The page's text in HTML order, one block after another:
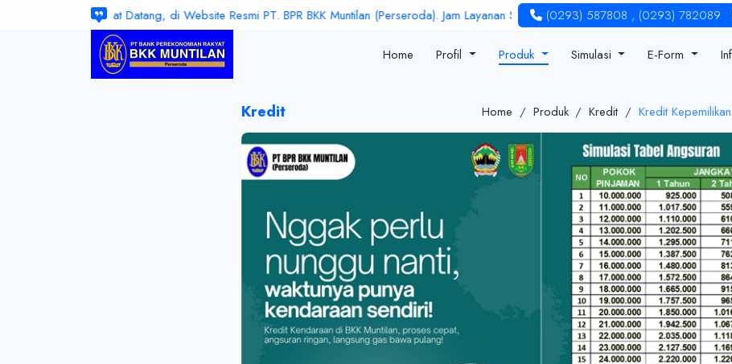
Selamat Datang, di Website Resmi PT. BPR BKK Muntilan (Perseroda). Jam Layanan Senin - Jum'at : 08.00 - 16.00 | LPS Rate : 6 %
(0293) 587808 , (0293) 782089
Home Profil Produk Simulasi E-Form
Kredit Home / Produk / Kredit / Kredit